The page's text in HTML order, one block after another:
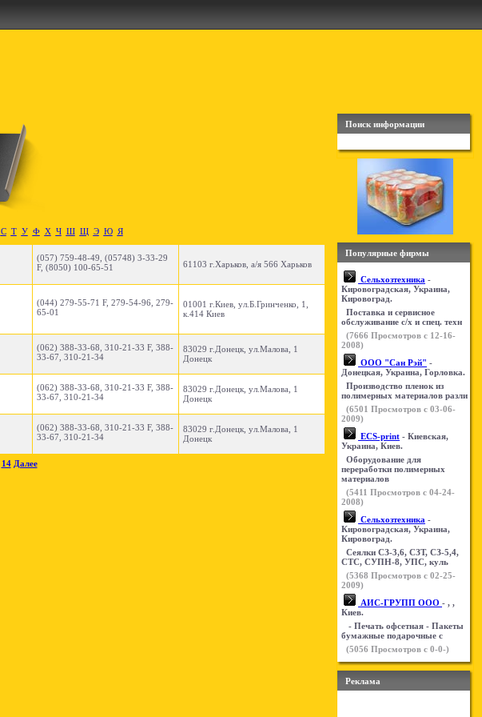
С Т У Ф Х Ч Ш Щ Э Ю Я
(057) 759-48-49, (05748) 3-33-29
F, (8050) 100-65-51
61103 г.Харьков, а/я 566 Харьков
(044) 279-55-71 F, 279-54-96, 279-
65-01
01001 г.Киев, ул.Б.Гринченко, 1,
к.414 Киев
(062) 388-33-68, 310-21-33 F, 388-
33-67, 310-21-34
83029 г.Донецк, ул.Малова, 1
Донецк
(062) 388-33-68, 310-21-33 F, 388-
33-67, 310-21-34
83029 г.Донецк, ул.Малова, 1
Донецк
(062) 388-33-68, 310-21-33 F, 388-
33-67, 310-21-34
83029 г.Донецк, ул.Малова, 1
Донецк
14 Далее
Поиск информации
Популярные фирмы
Сельхозтехника -
Кировоградская, Украина,
Кировоград.
Поставка и сервисное
обслуживание с/х и спец. техн
(7666 Просмотров с 12-16-
2008)
ООО "Сан Рэй" -
Донецкая, Украина, Горловка.
Производство пленок из
полимерных материалов разли
(6501 Просмотров с 03-06-
2009)
ECS-print - Киевская,
Украина, Киев.
Оборудование для
переработки полимерных
материалов
(5411 Просмотров с 04-24-
2008)
Сельхозтехника -
Кировоградская, Украина,
Кировоград.
Сеялки СЗ-3,6, СЗТ, СЗ-5,4,
СТС, СУПН-8, УПС, куль
(5368 Просмотров с 02-25-
2009)
АИС-ГРУПП ООО - , ,
Киев.
- Печать офсетная - Пакеты
бумажные подарочные с
(5056 Просмотров с 0-0-)
Реклама